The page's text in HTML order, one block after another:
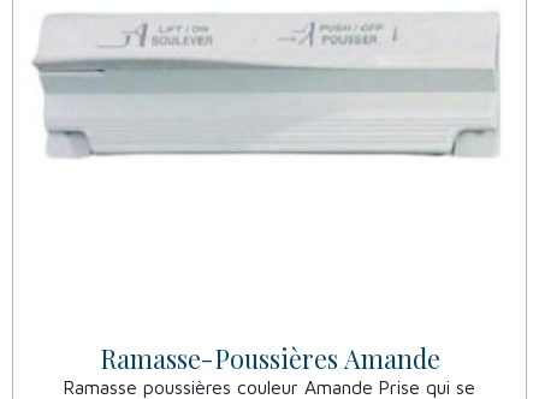
Ramasse-Poussières Amande
Ramasse poussières couleur Amande Prise qui se